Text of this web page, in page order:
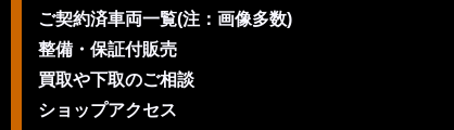
ご契約済車両一覧(注：画像多数)
整備・保証付販売
買取や下取のご相談
ショップアクセス